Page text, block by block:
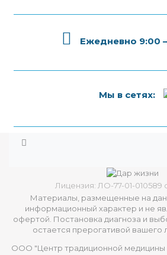
Ежедневно 9:00
Мы в сетях:
Лицензия: ЛО-77-01-010589
Материалы, размещенные на
информационный характер и не
офертой. Постановка диагноза и
остается прерогативой вашего
ООО "Центр традиционной медицины